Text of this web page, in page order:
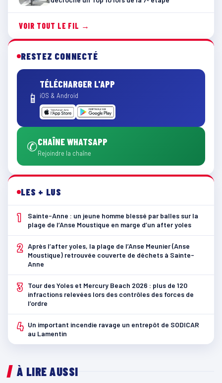
VOIR TOUT LE FIL →
RESTEZ CONNECTÉ
📱
TÉLÉCHARGER L'APP
iOS & Android
✆CHAÎNE WHATSAPP
Rejoindre la chaîne
LES + LUS
1
Sainte-Anne : un jeune homme blessé par balles sur la
plage de l’Anse Moustique en marge d’un after yoles
2 Après l’after yoles, la plage de l’Anse Meunier (Anse
Moustique) retrouvée couverte de déchets à Sainte-
Anne
3
Tour des Yoles et Mercury Beach 2026 : plus de 120
infractions relevées lors des contrôles des forces de
l’ordre
4 Un important incendie ravage un entrepôt de SODICAR
au Lamentin
À LIRE AUSSI